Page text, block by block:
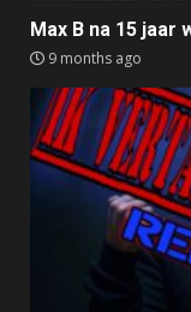
Max B na 15
9 months ago